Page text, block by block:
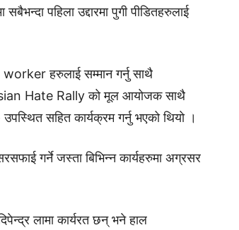
पहिला उद्दारमा पुगी पीडितहरुलाई
हरुलाई सम्मान गर्नु साथै
Asian Hate Rally को मूल आयोजक साथै
सहित कार्यक्रम गर्नु भएको थियो ।
गर्ने जस्ता बिभिन्न कार्यहरुमा अग्रसर
लामा कार्यरत छन् भने हाल